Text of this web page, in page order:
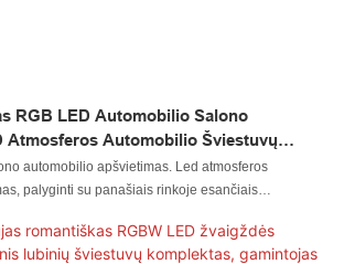
RGB LED Automobilio Salono
Atmosferos Automobilio Šviestuvų
automobilio apšvietimas. Led atmosferos
palyginti su panašiais rinkoje esančiais
turi gerą reputaciją rinkoje. „Kingshowstar“
produktų trūkumus ir nuolat juos tobulina. Naujo